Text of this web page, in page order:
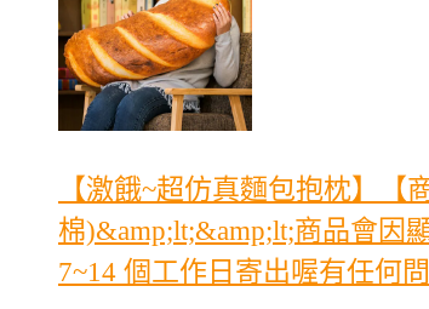
【激餓~超仿真麵包抱枕】
棉)&amp;lt;&amp;lt;商品會因
7~14 個工作日寄出喔有任何